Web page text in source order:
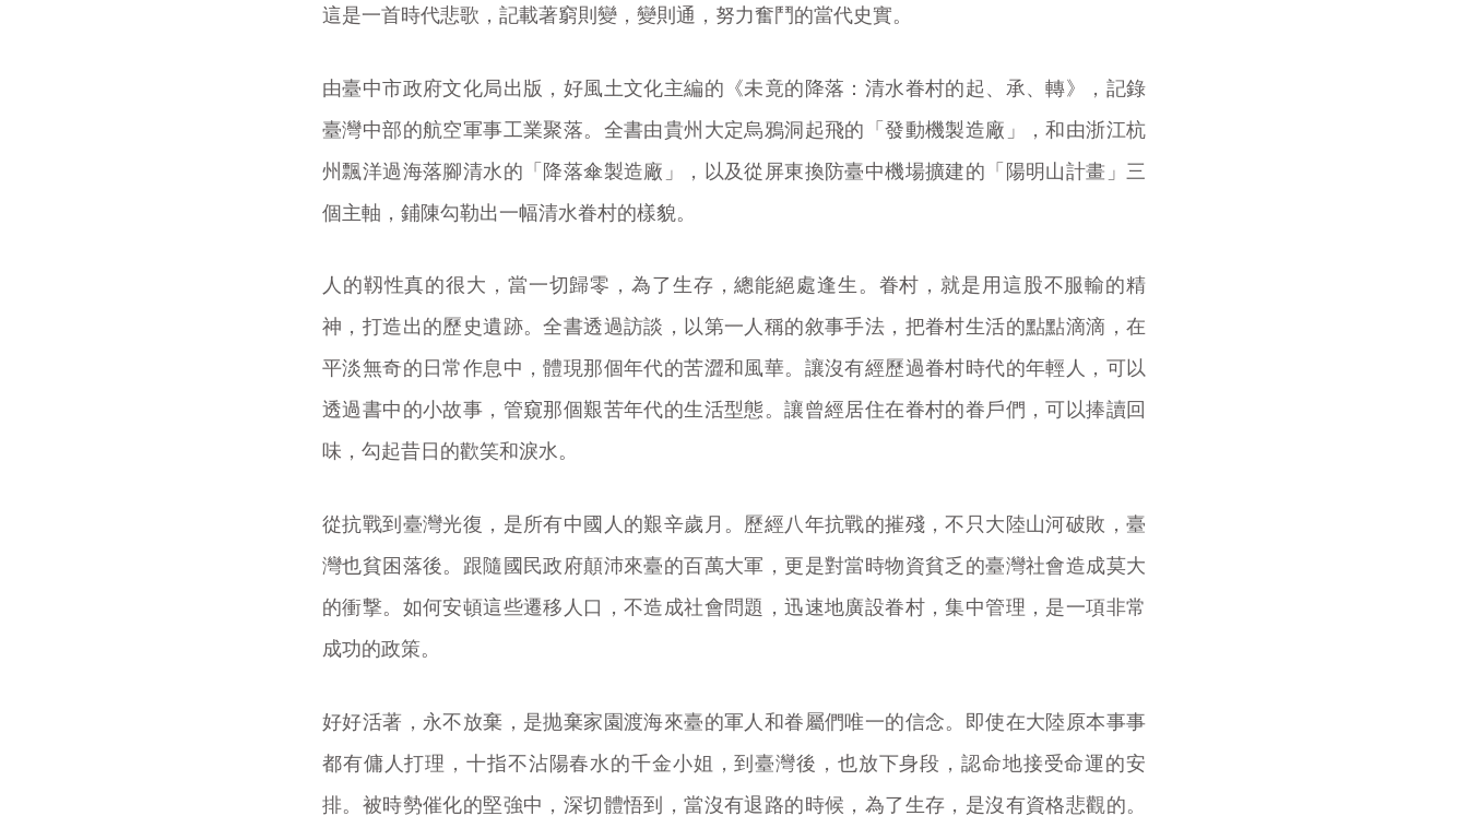
這是一首時代悲歌，記載著窮則變，變則通，努力奮鬥的當代史實。
由臺中市政府文化局出版，好風土文化主編的《未竟的降落：清水眷村的起、承、轉》，記錄
臺灣中部的航空軍事工業聚落。全書由貴州大定烏鴉洞起飛的「發動機製造廠」，和由浙江杭
州飄洋過海落腳清水的「降落傘製造廠」，以及從屏東換防臺中機場擴建的「陽明山計畫」三
個主軸，鋪陳勾勒出一幅清水眷村的樣貌。
人的靱性真的很大，當一切歸零，為了生存，總能絕處逢生。眷村，就是用這股不服輸的精
神，打造出的歷史遺跡。全書透過訪談，以第一人稱的敘事手法，把眷村生活的點點滴滴，在
平淡無奇的日常作息中，體現那個年代的苦澀和風華。讓沒有經歷過眷村時代的年輕人，可以
透過書中的小故事，管窺那個艱苦年代的生活型態。讓曾經居住在眷村的眷戶們，可以捧讀回
味，勾起昔日的歡笑和淚水。
從抗戰到臺灣光復，是所有中國人的艱辛歲月。歷經八年抗戰的摧殘，不只大陸山河破敗，臺
灣也貧困落後。跟隨國民政府顛沛來臺的百萬大軍，更是對當時物資貧乏的臺灣社會造成莫大
的衝撃。如何安頓這些遷移人口，不造成社會問題，迅速地廣設眷村，集中管理，是一項非常
成功的政策。
好好活著，永不放棄，是抛棄家園渡海來臺的軍人和眷屬們唯一的信念。即使在大陸原本事事
都有傭人打理，十指不沾陽春水的千金小姐，到臺灣後，也放下身段，認命地接受命運的安
排。被時勢催化的堅強中，深切體悟到，當沒有退路的時候，為了生存，是沒有資格悲觀的。